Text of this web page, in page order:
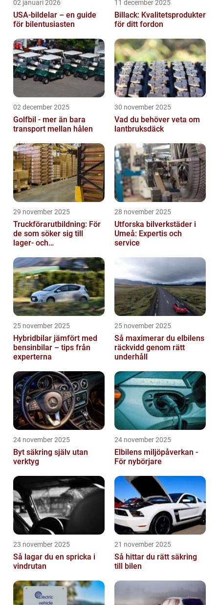
02 januari 2026
USA-bildelar – en guide
för bilentusiasten
11 december 2025
Billack: Kvalitetsprodukter
för ditt fordon
02 december 2025
Golfbil - mer än bara
transport mellan hålen
30 november 2025
Vad du behöver veta om
lantbruksdäck
29 november 2025
Truckförarutbildning: För
de som söker sig till
lager- och
28 november 2025
Utforska bilverkstäder i
Umeå: Expertis och
service
25 november 2025
Hybridbilar jämfört med
bensinbilar – tips från
experterna
25 november 2025
Så maximerar du elbilens
räckvidd genom rätt
underhåll
24 november 2025
Byt säkring själv utan
verktyg
24 november 2025
Elbilens miljöpåverkan -
För nybörjare
23 november 2025
Så lagar du en spricka i
vindrutan
21 november 2025
Så hittar du rätt säkring
till bilen